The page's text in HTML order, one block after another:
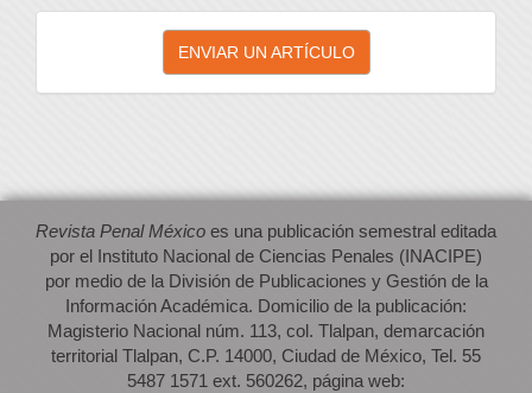
Enviar
artículo
ENVIAR UN ARTÍCULO
Revista Penal México es una publicación semestral editada
por el Instituto Nacional de Ciencias Penales (INACIPE)
por medio de la División de Publicaciones y Gestión de la
Información Académica. Domicilio de la publicación:
Magisterio Nacional núm. 113, col. Tlalpan, demarcación
territorial Tlalpan, C.P. 14000, Ciudad de México, Tel. 55
5487 1571 ext. 560262, página web: